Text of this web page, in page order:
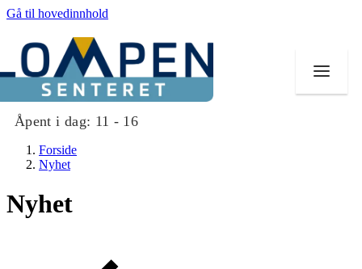
Gå til hovedinnhold
Åpent i dag: 11 - 16
Butikker
Mat og drikke
Forside
Nyhet
Nyhet